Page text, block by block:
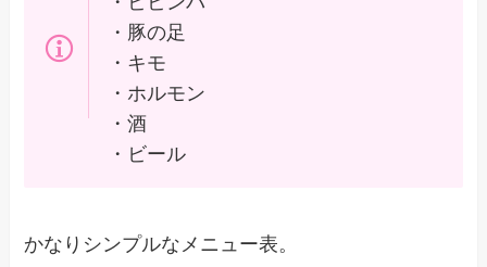
・豚の足
・キモ
・ホルモン
・酒
・ビール
かなりシンプルなメニュー表。